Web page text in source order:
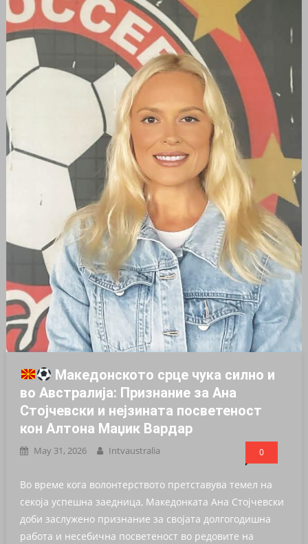
Македонското срце чука силно и
во Австралија: Признание за Ана
Стојчевски и нејзината посветеност
кон Алтона Маџик Вардар
May 31, 2026 Intvaustralia 0
Во време кога волонтерството претставува темел на
секоја успешна заедница, Македонката Ана Стојчевски
доби заслужено признание за својата долгогодишна
работа и несебична посветеност во редовите на